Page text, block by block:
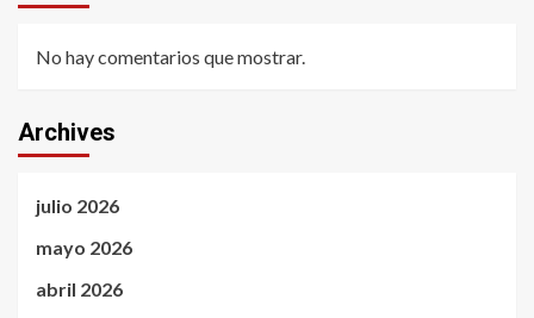
No hay comentarios que mostrar.
Archives
julio 2026
mayo 2026
abril 2026